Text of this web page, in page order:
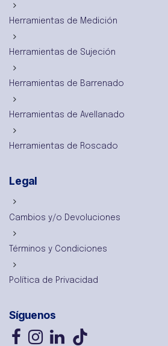
Herramientas de Medición
Herramientas de Sujeción
Herramientas de Barrenado
Herramientas de Avellanado
Herramientas de Roscado
Legal
Cambios y/o Devoluciones
Términos y Condiciones
Política de Privacidad
Síguenos